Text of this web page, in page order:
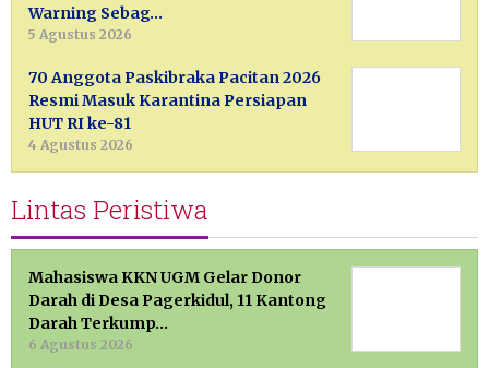
Warning Sebag…
5 Agustus 2026
70 Anggota Paskibraka Pacitan 2026
Resmi Masuk Karantina Persiapan
HUT RI ke-81
4 Agustus 2026
Lintas Peristiwa
Mahasiswa KKN UGM Gelar Donor
Darah di Desa Pagerkidul, 11 Kantong
Darah Terkump…
6 Agustus 2026